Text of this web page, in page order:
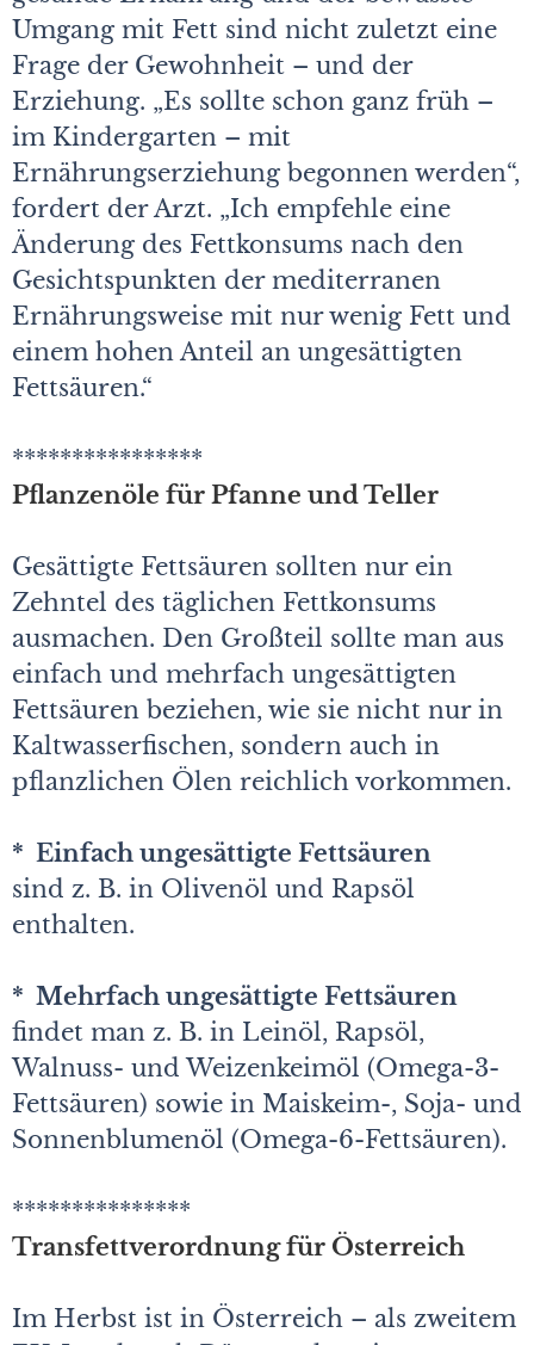
Umgang mit Fett sind nicht zuletzt eine
Frage der Gewohnheit – und der
Erziehung. „Es sollte schon ganz früh –
im Kindergarten – mit
Ernährungserziehung begonnen werden“,
fordert der Arzt. „Ich empfehle eine
Änderung des Fettkonsums nach den
Gesichtspunkten der mediterranen
Ernährungsweise mit nur wenig Fett und
einem hohen Anteil an ungesättigten
Fettsäuren.“
****************
Pflanzenöle für Pfanne und Teller
Gesättigte Fettsäuren sollten nur ein
Zehntel des täglichen Fettkonsums
ausmachen. Den Großteil sollte man aus
einfach und mehrfach ungesättigten
Fettsäuren beziehen, wie sie nicht nur in
Kaltwasserfischen, sondern auch in
pflanzlichen Ölen reichlich vorkommen.
* Einfach ungesättigte Fettsäuren
sind z. B. in Olivenöl und Rapsöl
enthalten.
* Mehrfach ungesättigte Fettsäuren
findet man z. B. in Leinöl, Rapsöl,
Walnuss- und Weizenkeimöl (Omega-3-
Fettsäuren) sowie in Maiskeim-, Soja- und
Sonnenblumenöl (Omega-6-Fettsäuren).
***************
Transfettverordnung für Österreich
Im Herbst ist in Österreich – als zweitem